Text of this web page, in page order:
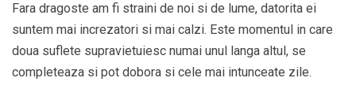
Fara dragoste am fi straini de noi si de lume, datorita ei
suntem mai increzatori si mai calzi. Este momentul in care
doua suflete supravietuiesc numai unul langa altul, se
completeaza si pot dobora si cele mai intunceate zile.